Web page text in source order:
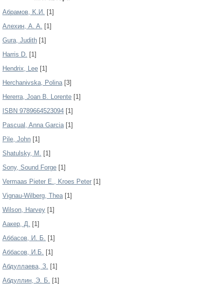
Aбpaмов, K.И. [1]
Aлехин, A. A. [1]
Gura, Judith [1]
Harris D. [1]
Hendrix, Lee [1]
Herchanivska, Polina[3]
Hererra, Joan B. Lorente [1]
ISBN 9789664523094 [1]
Pascual, Anna Garcia[1]
Pile, John [1]
Shatulsky, М. [1]
Sony, Sound Forge [1]
Vermaas Pieter E., Kroes Peter [1]
Vignau-Wilberg, Thea[1]
Wilson, Harvey [1]
Аакер, Д. [1]
Аббасов, И. Б. [1]
Аббасов, И.Б. [1]
Абдуллаева, З. [1]
Абдуллин, Э. Б. [1]